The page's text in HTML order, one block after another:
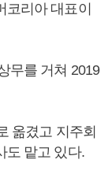
리아 대표이
무를 거쳐 2019
옮겼고 지주회
도 맡고 있다.